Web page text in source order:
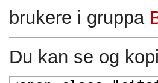
brukere i gruppa
Du kan se og